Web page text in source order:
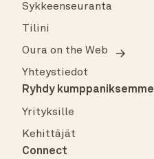
Sykkeenseuranta
Tilini
Oura on the Web
Yhteystiedot
Ryhdy kumppaniksemme
Yrityksille
Kehittäjät
Connect